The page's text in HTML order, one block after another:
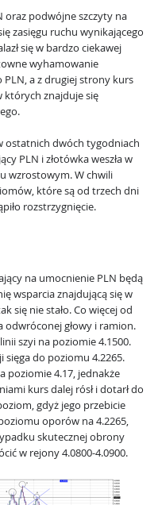
oraz podwójne szczyty na
zasięgu ruchu wynikającego
się w bardzo ciekawej
wyhamowanie
PLN, a z drugiej strony kurs
których znajduje się
ostatnich dwóch tygodniach
PLN i złotówka weszła w
wzrostowym. W chwili
które są od trzech dni
rozstrzygnięcie.
na umocnienie PLN będą
wsparcia znajdującą się w
się nie stało. Co więcej od
odwróconej głowy i ramion.
szyi na poziomie 4.1500.
sięga do poziomu 4.2265.
poziomie 4.17, jednakże
kurs dalej rósł i dotarł do
gdyż jego przebicie
oporów na 4.2265,
skutecznej obrony
w rejony 4.0800-4.0900.